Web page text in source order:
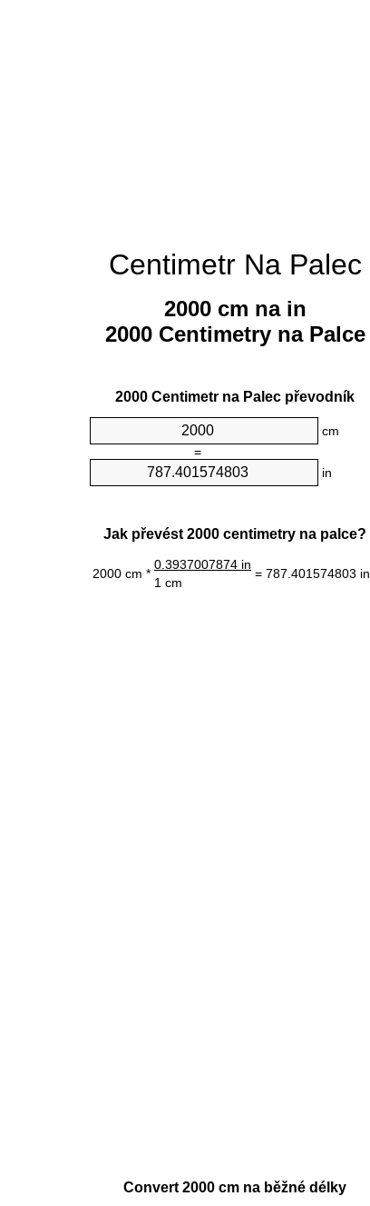
Centimetr Na Palec
2000 cm na in
2000 Centimetry na Palce
2000 Centimetr na Palec převodník
cm
=
in
Jak převést 2000 centimetry na palce?
2000 cm *
0.3937007874 in
= 787.401574803 in
1 cm
Convert 2000 cm na běžné délky